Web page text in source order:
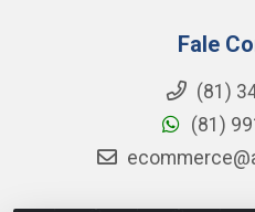
Fale
(81)
(81)